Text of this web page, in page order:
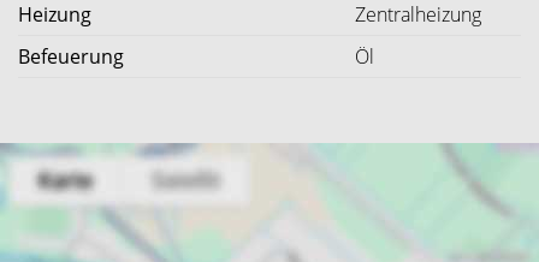
Heizung
Zentralheizung
Befeuerung
Öl